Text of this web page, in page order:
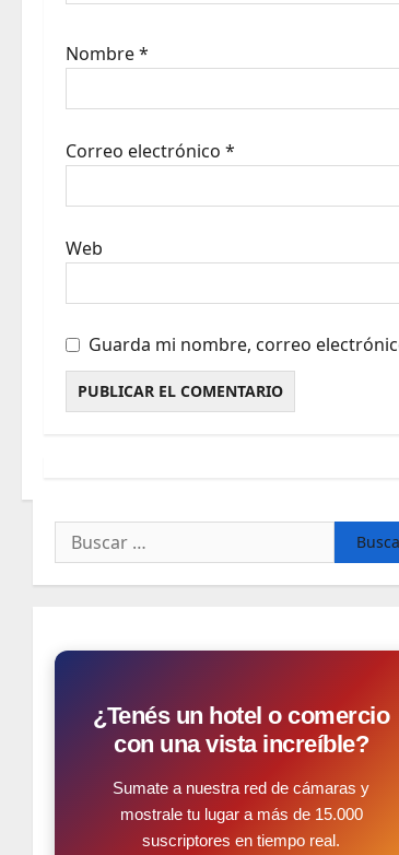
Nombre*
Correo electrónico *
Web
Guarda mi nombre, correo
Buscar:
¿Tenés un hotel o comercio
con una vista increíble?
Sumate a nuestra red de cámaras y
mostrale tu lugar a más de 15.000
suscriptores en tiempo real.